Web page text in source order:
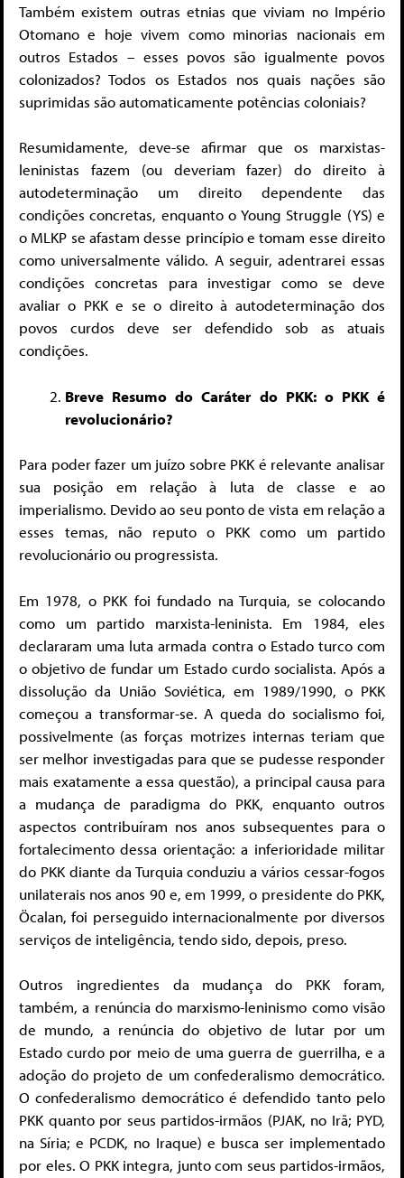
Também existem outras etnias que viviam no Império
Otomano e hoje vivem como minorias nacionais em
outros Estados – esses povos são igualmente povos
colonizados? Todos os Estados nos quais nações são
suprimidas são automaticamente potências coloniais?
Resumidamente, deve-se afirmar que os marxistas-
leninistas fazem (ou deveriam fazer) do direito à
autodeterminação um direito dependente das
condições concretas, enquanto o Young Struggle (YS) e
o MLKP se afastam desse princípio e tomam esse direito
como universalmente válido. A seguir, adentrarei essas
condições concretas para investigar como se deve
avaliar o PKK e se o direito à autodeterminação dos
povos curdos deve ser defendido sob as atuais
condições.
Breve Resumo do Caráter do PKK: o PKK é
revolucionário?
Para poder fazer um juízo sobre PKK é relevante analisar
sua posição em relação à luta de classe e ao
imperialismo. Devido ao seu ponto de vista em relação a
esses temas, não reputo o PKK como um partido
revolucionário ou progressista.
Em 1978, o PKK foi fundado na Turquia, se colocando
como um partido marxista-leninista. Em 1984, eles
declararam uma luta armada contra o Estado turco com
o objetivo de fundar um Estado curdo socialista. Após a
dissolução da União Soviética, em 1989/1990, o PKK
começou a transformar-se. A queda do socialismo foi,
possivelmente (as forças motrizes internas teriam que
ser melhor investigadas para que se pudesse responder
mais exatamente a essa questão), a principal causa para
a mudança de paradigma do PKK, enquanto outros
aspectos contribuíram nos anos subsequentes para o
fortalecimento dessa orientação: a inferioridade militar
do PKK diante da Turquia conduziu a vários cessar-fogos
unilaterais nos anos 90 e, em 1999, o presidente do PKK,
Öcalan, foi perseguido internacionalmente por diversos
serviços de inteligência, tendo sido, depois, preso.
Outros ingredientes da mudança do PKK foram,
também, a renúncia do marxismo-leninismo como visão
de mundo, a renúncia do objetivo de lutar por um
Estado curdo por meio de uma guerra de guerrilha, e a
adoção do projeto de um confederalismo democrático.
O confederalismo democrático é defendido tanto pelo
PKK quanto por seus partidos-irmãos (PJAK, no Irã; PYD,
na Síria; e PCDK, no Iraque) e busca ser implementado
por eles. O PKK integra, junto com seus partidos-irmãos,